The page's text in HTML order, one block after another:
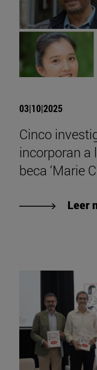
03|10|2025
Cinco
incorporan a
beca ‘Marie
Leer